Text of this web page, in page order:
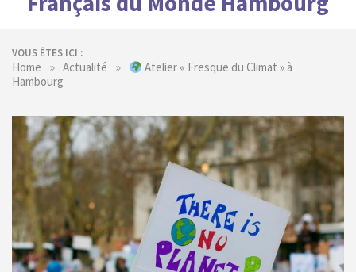
VOUS ÊTES ICI :
Home » Actualité »
Atelier « Fresque du Climat » à
Hambourg